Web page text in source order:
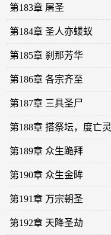
第183章 屠圣
第184章 圣人亦蝼蚁
第185章 刹那芳华
第186章 各宗齐至
第187章 三具圣尸
第188章 搭祭坛，度亡灵
第189章 众生跪拜
第190章 众生金眸
第191章 万宗朝圣
第192章 天降圣劫